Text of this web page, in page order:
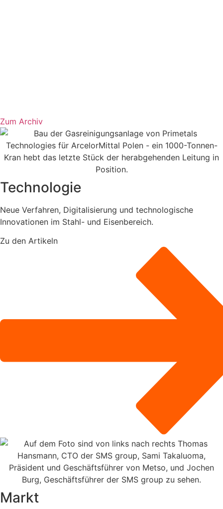
Zum Archiv
Technologie
Neue Verfahren, Digitalisierung und technologische
Innovationen im Stahl- und Eisenbereich.
Zu den Artikeln
Markt